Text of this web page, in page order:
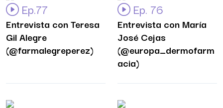
Ep.77
Entrevista con Teresa
Gil Alegre
(@farmalegreperez)
Ep. 76
Entrevista con María
José Cejas
(@europa_dermofarm
acia)